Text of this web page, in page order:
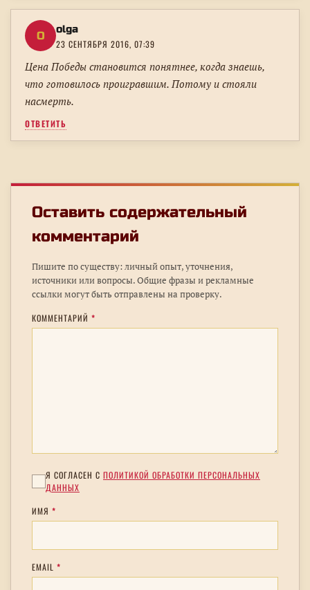
O olga
23 СЕНТЯБРЯ 2016, 07:39
Цена Победы становится понятнее, когда знаешь,
что готовилось проигравшим. Потому и стояли
насмерть.
ОТВЕТИТЬ
Оставить содержательный
комментарий
Пишите по существу: личный опыт, уточнения,
источники или вопросы. Общие фразы и рекламные
ссылки могут быть отправлены на проверку.
КОММЕНТАРИЙ *
Я СОГЛАСЕН С ПОЛИТИКОЙ ОБРАБОТКИ ПЕРСОНАЛЬНЫХ
ДАННЫХ
ИМЯ *
EMAIL *